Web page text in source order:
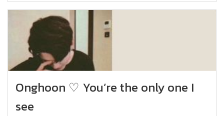
Onghoon ♡ You’re the only one I
see